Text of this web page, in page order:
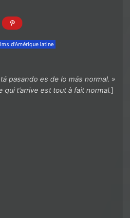
d'Amérique latine
pasando es de lo más normal. »
qui t’arrive est tout à fait normal.]